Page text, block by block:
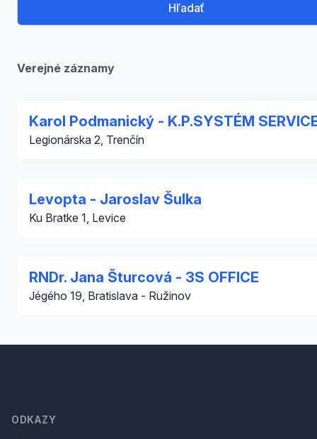
Hľadať
Verejné záznamy
Karol Podmanický - K.P.SYSTÉM
Legionárska 2, Trenčín
Levopta - Jaroslav Šulka
Ku Bratke 1, Levice
RNDr. Jana Šturcová - 3S OFFICE
Jégého 19, Bratislava - Ružinov
ODKAZY